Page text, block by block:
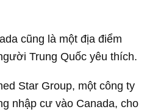
cũng là một địa điểm
Trung Quốc yêu thích.
Star Group, một công ty
nhập cư vào Canada, cho